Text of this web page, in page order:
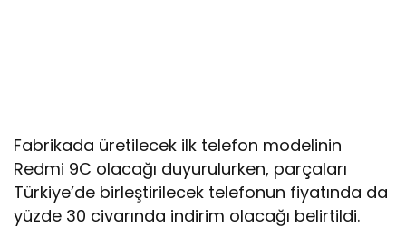
Fabrikada üretilecek ilk telefon modelinin
Redmi 9C olacağı duyurulurken, parçaları
Türkiye’de birleştirilecek telefonun fiyatında da
yüzde 30 civarında indirim olacağı belirtildi.